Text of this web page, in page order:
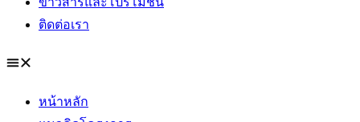
ติดต่อเรา
หน้าหลัก